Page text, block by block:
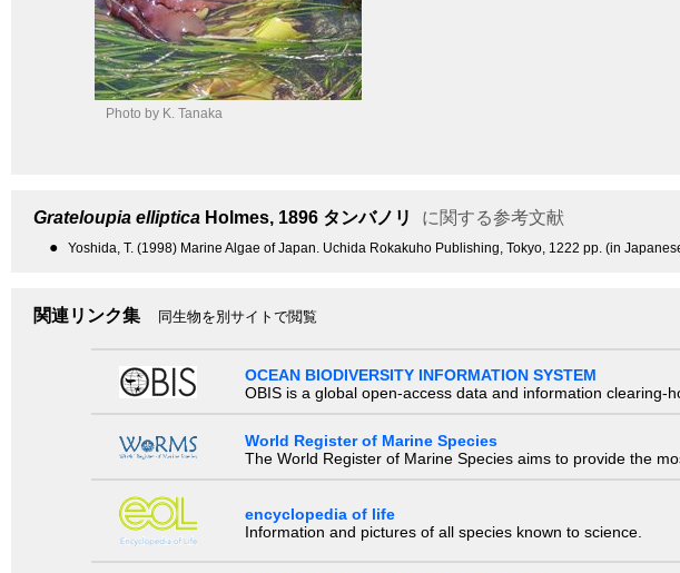
Photo by K. Tanaka
Grateloupia elliptica Holmes, 1896 タンバノリ に関する参考文献
● Yoshida, T. (1998) Marine Algae of Japan. Uchida Rokakuho Publishing, Tokyo, 1222 pp. (in
関連リンク集 同生物を別サイトで閲覧
OCEAN BIODIVERSITY INFORMATION SYSTEM
OBIS is a global open-access data and information
World Register of Marine Species
The World Register of Marine Species aims to provide the
encyclopedia of life
Information and pictures of all species known to science.